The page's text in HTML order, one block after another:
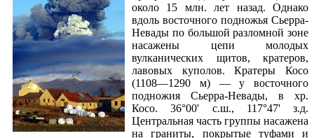
около 15 млн. лет назад. Однако
вдоль восточного подножья Сьерра-
Невады по большой разломной зоне
насажены цепи молодых
вулканических щитов, кратеров,
лавовых куполов. Кратеры Косо
(1108—1290 м) — у восточного
подножия Сьерра-Невады, в хр.
Косо. 36°00' с.ш., 117°47' з.д.
Центральная часть группы насажена
на граниты, покрытые туфами и